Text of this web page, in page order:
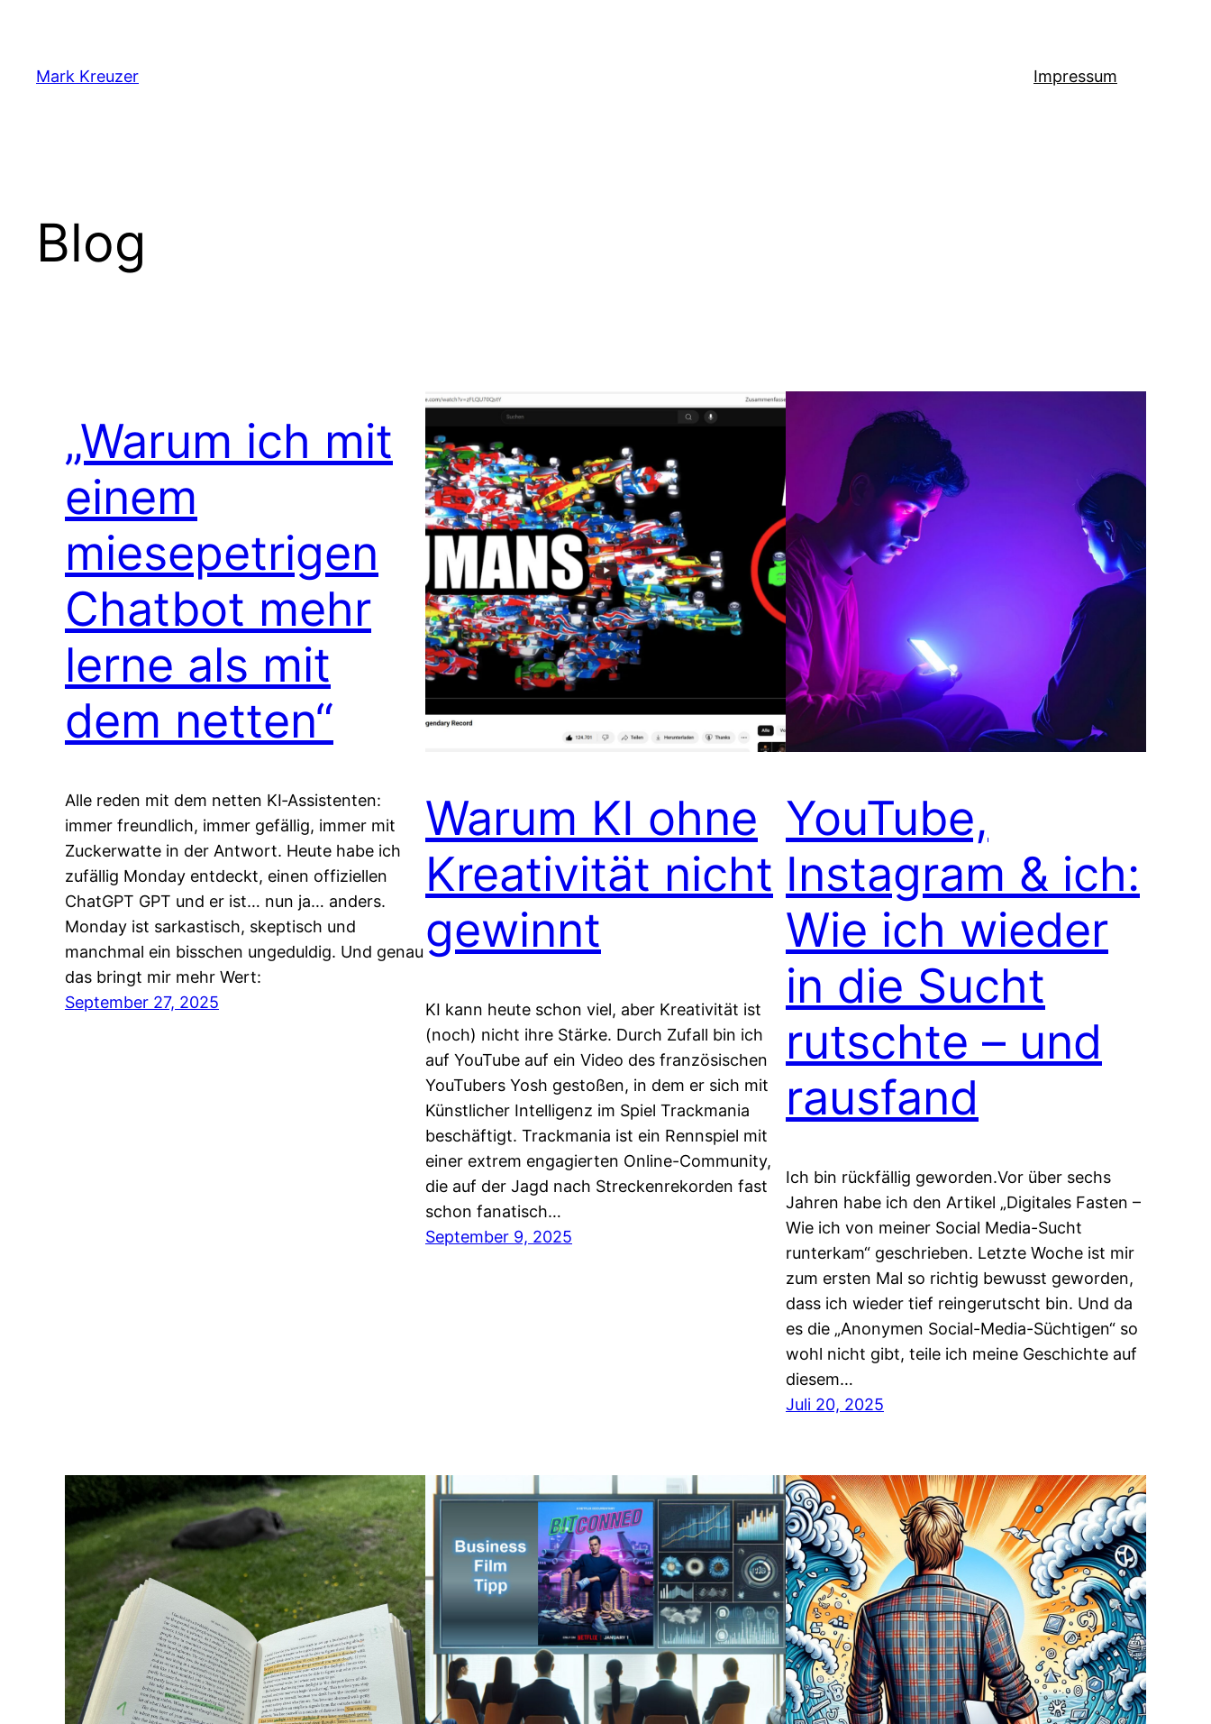
springen
Mark Kreuzer Impressum
Blog
„Warum ich mit
einem
miesepetrigen
Chatbot mehr
lerne als mit
dem netten“
Alle reden mit dem netten KI‑Assistenten:
immer freundlich, immer gefällig, immer mit
Zuckerwatte in der Antwort. Heute habe ich
zufällig Monday entdeckt, einen offiziellen
ChatGPT GPT und er ist… nun ja… anders.
Monday ist sarkastisch, skeptisch und
manchmal ein bisschen ungeduldig. Und genau
das bringt mir mehr Wert:
September 27, 2025
Warum KI ohne
Kreativität nicht
gewinnt
KI kann heute schon viel, aber Kreativität ist
(noch) nicht ihre Stärke. Durch Zufall bin ich
auf YouTube auf ein Video des französischen
YouTubers Yosh gestoßen, in dem er sich mit
Künstlicher Intelligenz im Spiel Trackmania
beschäftigt. Trackmania ist ein Rennspiel mit
einer extrem engagierten Online-Community,
die auf der Jagd nach Streckenrekorden fast
schon fanatisch…
September 9, 2025
YouTube,
Instagram & ich:
Wie ich wieder
in die Sucht
rutschte – und
rausfand
Ich bin rückfällig geworden.Vor über sechs
Jahren habe ich den Artikel „Digitales Fasten –
Wie ich von meiner Social Media-Sucht
runterkam“ geschrieben. Letzte Woche ist mir
zum ersten Mal so richtig bewusst geworden,
dass ich wieder tief reingerutscht bin. Und da
es die „Anonymen Social-Media-Süchtigen“ so
wohl nicht gibt, teile ich meine Geschichte auf
diesem…
Juli 20, 2025